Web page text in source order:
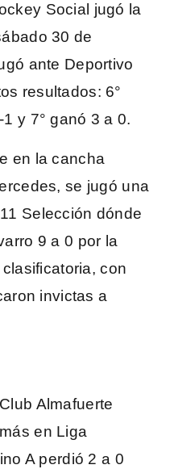
Social jugó la
30 de
ante Deportivo
resultados: 6°
y 7° ganó 3 a 0.
en la cancha
se jugó una
Selección dónde
9 a 0 por la
con
invictas a
Almafuerte
en Liga
A perdió 2 a 0